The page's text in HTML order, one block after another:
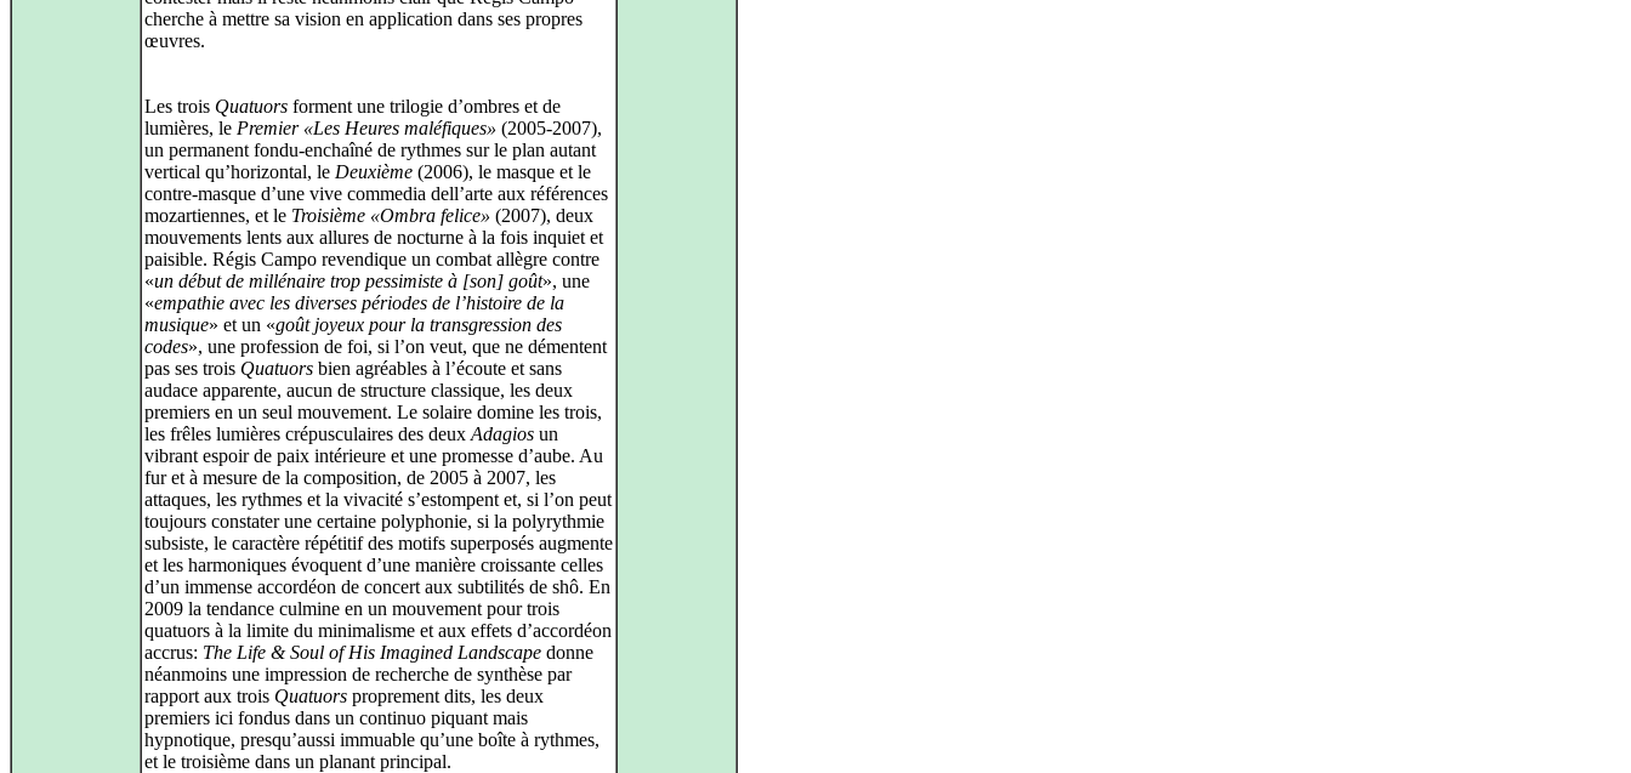
cherche à mettre sa vision en application dans ses propres
œuvres.
Les trois Quatuors forment une trilogie d’ombres et de
lumières, le Premier «Les Heures maléfiques» (2005-2007),
un permanent fondu-enchaîné de rythmes sur le plan autant
vertical qu’horizontal, le Deuxième (2006), le masque et le
contre-masque d’une vive commedia dell’arte aux références
mozartiennes, et le Troisième «Ombra felice» (2007), deux
mouvements lents aux allures de nocturne à la fois inquiet et
paisible. Régis Campo revendique un combat allègre contre
«un début de millénaire trop pessimiste à [son] goût», une
«empathie avec les diverses périodes de l’histoire de la
musique» et un «goût joyeux pour la transgression des
codes», une profession de foi, si l’on veut, que ne démentent
pas ses trois Quatuors bien agréables à l’écoute et sans
audace apparente, aucun de structure classique, les deux
premiers en un seul mouvement. Le solaire domine les trois,
les frêles lumières crépusculaires des deux Adagios un
vibrant espoir de paix intérieure et une promesse d’aube. Au
fur et à mesure de la composition, de 2005 à 2007, les
attaques, les rythmes et la vivacité s’estompent et, si l’on peut
toujours constater une certaine polyphonie, si la polyrythmie
subsiste, le caractère répétitif des motifs superposés augmente
et les harmoniques évoquent d’une manière croissante celles
d’un immense accordéon de concert aux subtilités de shô. En
2009 la tendance culmine en un mouvement pour trois
quatuors à la limite du minimalisme et aux effets d’accordéon
accrus: The Life & Soul of His Imagined Landscape donne
néanmoins une impression de recherche de synthèse par
rapport aux trois Quatuors proprement dits, les deux
premiers ici fondus dans un continuo piquant mais
hypnotique, presqu’aussi immuable qu’une boîte à rythmes,
et le troisième dans un planant principal.